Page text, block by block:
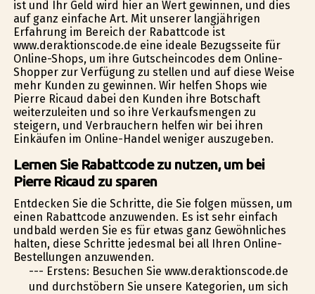
ist und Ihr Geld wird hier an Wert gewinnen, und dies
auf ganz einfache Art. Mit unserer langjährigen
Erfahrung im Bereich der Rabattcode ist
www.deraktionscode.de eine ideale Bezugsseite für
Online-Shops, um ihre Gutscheincodes dem Online-
Shopper zur Verfügung zu stellen und auf diese Weise
mehr Kunden zu gewinnen. Wir helfen Shops wie
Pierre Ricaud dabei den Kunden ihre Botschaft
weiterzuleiten und so ihre Verkaufsmengen zu
steigern, und Verbrauchern helfen wir bei ihren
Einkäufen im Online-Handel weniger auszugeben.
Lernen Sie Rabattcode zu nutzen, um bei
Pierre Ricaud zu sparen
Entdecken Sie die Schritte, die Sie folgen müssen, um
einen Rabattcode anzuwenden. Es ist sehr einfach
undbald werden Sie es für etwas ganz Gewöhnliches
halten, diese Schritte jedesmal bei all Ihren Online-
Bestellungen anzuwenden.
--- Erstens: Besuchen Sie www.deraktionscode.de
und durchstöbern Sie unsere Kategorien, um sich